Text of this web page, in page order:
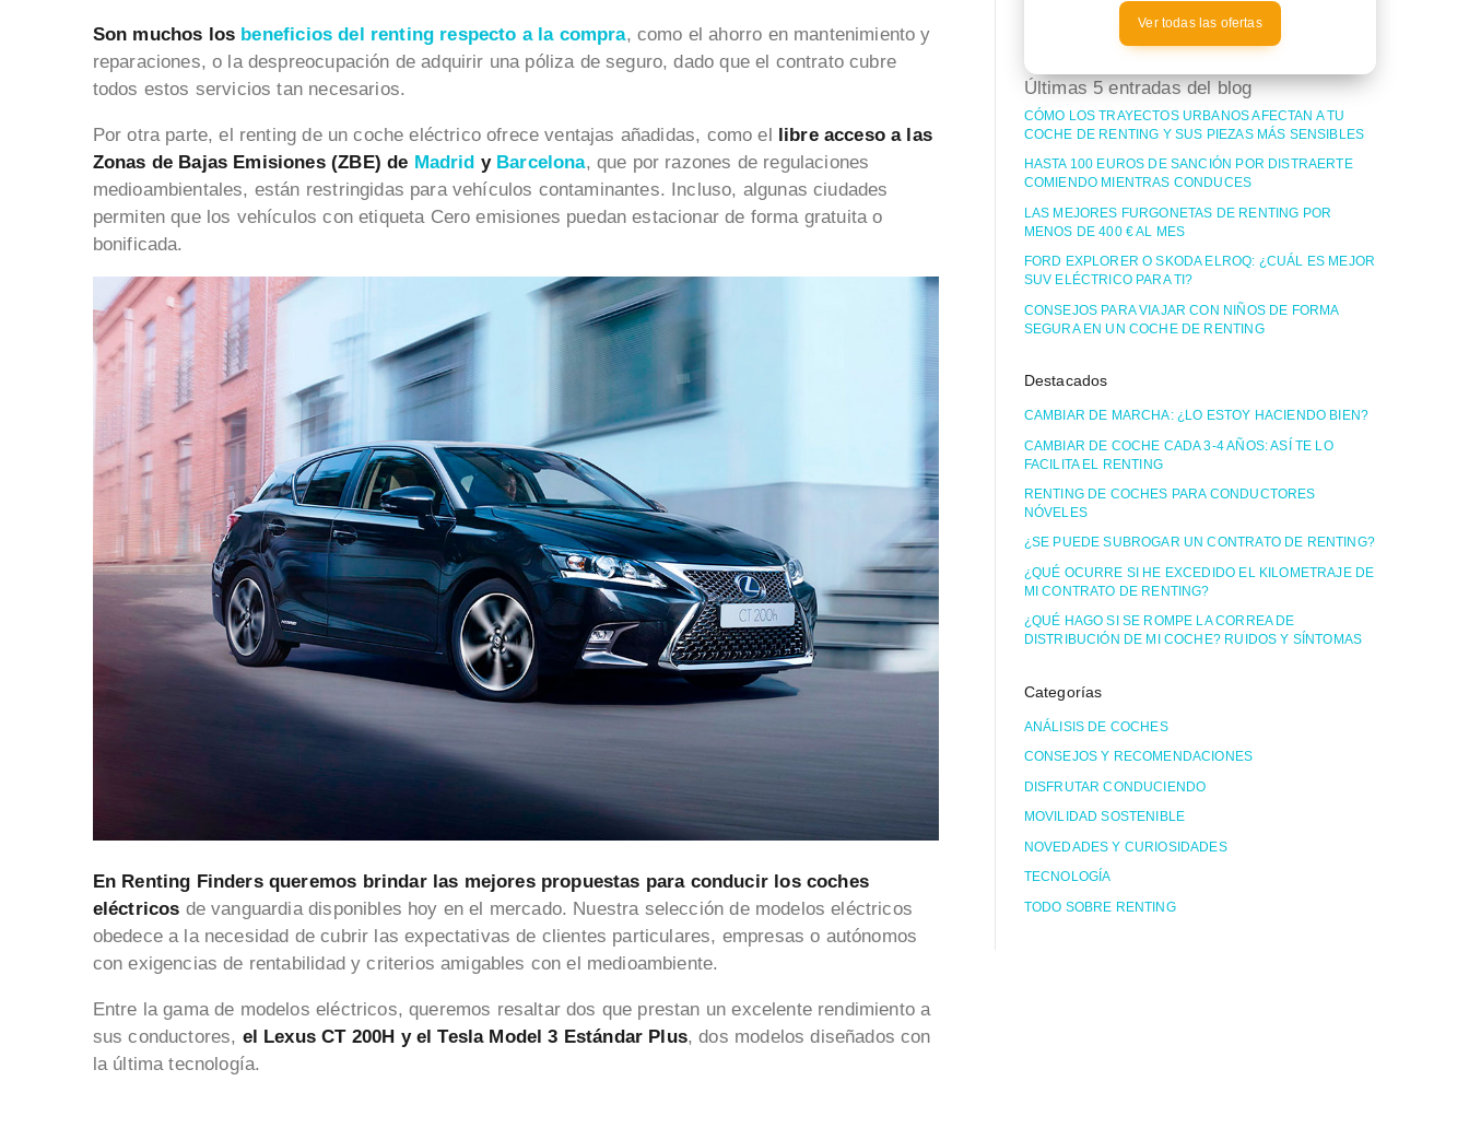
Son muchos los beneficios del renting respecto a la compra, como el ahorro en mantenimiento y
reparaciones, o la despreocupación de adquirir una póliza de seguro, dado que el contrato cubre
todos estos servicios tan necesarios.
Por otra parte, el renting de un coche eléctrico ofrece ventajas añadidas, como el libre acceso a las
Zonas de Bajas Emisiones (ZBE) de Madrid y Barcelona, que por razones de regulaciones
medioambientales, están restringidas para vehículos contaminantes. Incluso, algunas ciudades
permiten que los vehículos con etiqueta Cero emisiones puedan estacionar de forma gratuita o
bonificada.
En Renting Finders queremos brindar las mejores propuestas para conducir los coches
eléctricos de vanguardia disponibles hoy en el mercado. Nuestra selección de modelos eléctricos
obedece a la necesidad de cubrir las expectativas de clientes particulares, empresas o autónomos
con exigencias de rentabilidad y criterios amigables con el medioambiente.
Entre la gama de modelos eléctricos, queremos resaltar dos que prestan un excelente rendimiento a
sus conductores, el Lexus CT 200H y el Tesla Model 3 Estándar Plus, dos modelos diseñados con
la última tecnología.
Ver todas las ofertas
Últimas 5 entradas del blog
CÓMO LOS TRAYECTOS URBANOS AFECTAN A TU
COCHE DE RENTING Y SUS PIEZAS MÁS SENSIBLES
HASTA 100 EUROS DE SANCIÓN POR DISTRAERTE
COMIENDO MIENTRAS CONDUCES
LAS MEJORES FURGONETAS DE RENTING POR
MENOS DE 400 € AL MES
FORD EXPLORER O SKODA ELROQ: ¿CUÁL ES MEJOR
SUV ELÉCTRICO PARA TI?
CONSEJOS PARA VIAJAR CON NIÑOS DE FORMA
SEGURA EN UN COCHE DE RENTING
Destacados
CAMBIAR DE MARCHA: ¿LO ESTOY HACIENDO BIEN?
CAMBIAR DE COCHE CADA 3-4 AÑOS: ASÍ TE LO
FACILITA EL RENTING
RENTING DE COCHES PARA CONDUCTORES
NÓVELES
¿SE PUEDE SUBROGAR UN CONTRATO DE RENTING?
¿QUÉ OCURRE SI HE EXCEDIDO EL KILOMETRAJE DE
MI CONTRATO DE RENTING?
¿QUÉ HAGO SI SE ROMPE LA CORREA DE
DISTRIBUCIÓN DE MI COCHE? RUIDOS Y SÍNTOMAS
Categorías
ANÁLISIS DE COCHES
CONSEJOS Y RECOMENDACIONES
DISFRUTAR CONDUCIENDO
MOVILIDAD SOSTENIBLE
NOVEDADES Y CURIOSIDADES
TECNOLOGÍA
TODO SOBRE RENTING